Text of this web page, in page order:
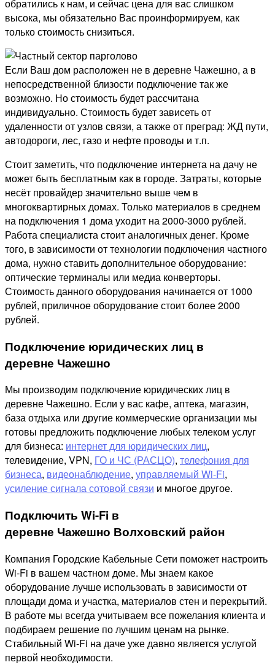
обратились к нам, и сейчас цена для вас слишком
высока, мы обязательно Вас проинформируем, как
только стоимость снизиться.
Если Ваш дом расположен не в деревне Чажешно, а в
непосредственной близости подключение так же
возможно. Но стоимость будет рассчитана
индивидуально. Стоимость будет зависеть от
удаленности от узлов связи, а также от преград: ЖД пути,
автодороги, лес, газо и нефте проводы и т.п.
Стоит заметить, что подключение интернета на дачу не
может быть бесплатным как в городе. Затраты, которые
несёт провайдер значительно выше чем в
многоквартирных домах. Только материалов в среднем
на подключения 1 дома уходит на 2000-3000 рублей.
Работа специалиста стоит аналогичных денег. Кроме
того, в зависимости от технологии подключения частного
дома, нужно ставить дополнительное оборудование:
оптические терминалы или медиа конверторы.
Стоимость данного оборудования начинается от 1000
рублей, приличное оборудование стоит более 2000
рублей.
Подключение юридических лиц в
деревне Чажешно
Мы производим подключение юридических лиц в
деревне Чажешно. Если у вас кафе, аптека, магазин,
база отдыха или другие коммерческие организации мы
готовы предложить подключение любых телеком услуг
для бизнеса: интернет для юридических лиц,
телевидение, VPN, ГО и ЧС (РАСЦО), телефония для
бизнеса, видеонаблюдение, управляемый Wi-Fi,
усиление сигнала сотовой связи и многое другое.
Подключить Wi-Fi в
деревне Чажешно Волховский район
Компания Городские Кабельные Сети поможет настроить
Wi-Fi в вашем частном доме. Мы знаем какое
оборудование лучше использовать в зависимости от
площади дома и участка, материалов стен и перекрытий.
В работе мы всегда учитываем все пожелания клиента и
подбираем решение по лучшим ценам на рынке.
Стабильный Wi-Fi на даче уже давно является услугой
первой необходимости.